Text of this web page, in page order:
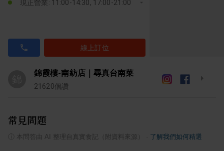
現正營業: 11:00-14:30, 17:00-21:00
線上訂位
錦霞樓-南紡店｜尋真台南菜
21620個讚
常見問題
本問答由 AI 整理自真實食記（附資料來源） 了解我們如何精選